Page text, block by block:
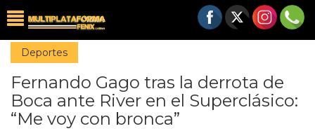
Deportes
Fernando Gago tras la derrota de
Boca ante River en el Superclásico:
“Me voy con bronca”